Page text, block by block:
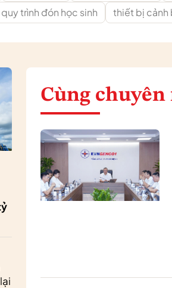
quy trình đón học sinh thiết bị cảnh
Cùng chuyên